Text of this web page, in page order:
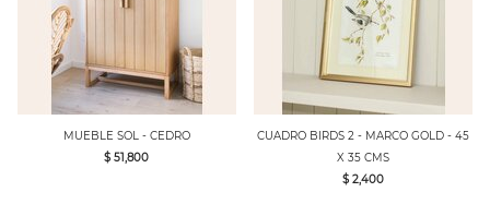
MUEBLE SOL - CEDRO
$ 51,800
CUADRO BIRDS 2 - MARCO GOLD - 45
X 35 CMS
$ 2,400